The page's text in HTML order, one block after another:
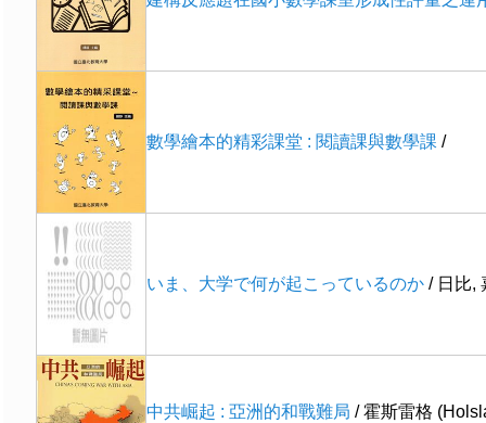
數學繪本的精彩課堂 : 閱讀課與數學課 /
いま、大学で何が起こっているのか / 日比,
中共崛起 : 亞洲的和戰難局 / 霍斯雷格